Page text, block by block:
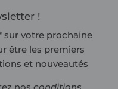
!
sur votre prochaine
être les premiers
et nouveautés